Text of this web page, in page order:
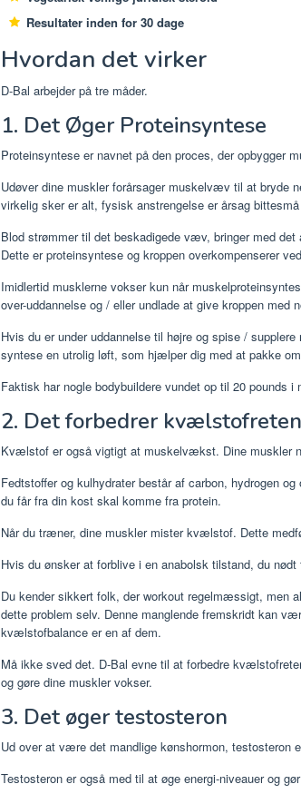
Resultater inden for 30 dage
Hvordan det virker
D-Bal arbejder på tre måder.
1. Det Øger Proteinsyntese
Proteinsyntese er navnet på den proces, der opbygger
Udøver dine muskler forårsager muskelvæv til at bryde
virkelig sker er alt, fysisk anstrengelse er årsag
Blod strømmer til det beskadigede væv, bringer med
Dette er proteinsyntese og kroppen overkompenserer
Imidlertid musklerne vokser kun når
over-uddannelse og / eller undlade at give kroppen
Hvis du er under uddannelse til højre og spise /
syntese en utrolig løft, som hjælper dig med at pakke
Faktisk har nogle bodybuildere vundet op til 20 pounds i
2. Det forbedrer
Kvælstof er også vigtigt at muskelvækst. Dine muskler
Fedtstoffer og kulhydrater består af carbon, hydrogen
du får fra din kost skal komme fra protein.
Når du træner, dine muskler mister kvælstof. Dette
Hvis du ønsker at forblive i en anabolsk tilstand, du
Du kender sikkert folk, der workout regelmæssigt, men
dette problem selv. Denne manglende fremskridt kan
kvælstofbalance er en af ​​dem.
Må ikke sved det. D-Bal evne til at forbedre
og gøre dine muskler vokser.
3. Det øger testosteron
Ud over at være det mandlige kønshormon, testosteron
Testosteron er også med til at øge energi-niveauer og